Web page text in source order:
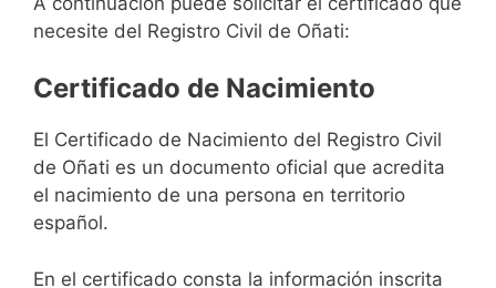
necesite del Registro Civil de Oñati:
Certificado de Nacimiento
El Certificado de Nacimiento del Registro Civil
de Oñati es un documento oficial que acredita
el nacimiento de una persona en territorio
español.
En el certificado consta la información inscrita